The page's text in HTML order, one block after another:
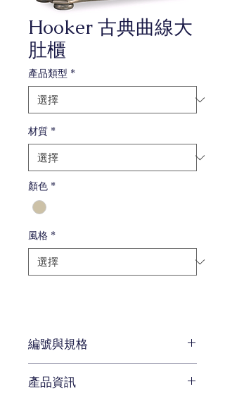
Hooker 古典曲線大
肚櫃
產品類型 *
材質 *
顏色 *
風格 *
編號與規格
編號 5038-85122
產品資訊